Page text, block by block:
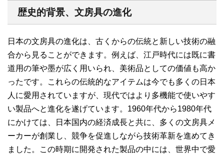
歴史的背景、文房具の進化
日本の文房具の進化は、古くからの伝統と新しい技術の融
合から見ることができます。例えば、江戸時代には既に書
道用の筆や墨が広く用いられ、美術品としての価値も高か
ったです。これらの伝統的なアイテムは今でも多くの日本
人に愛用されていますが、現代ではより多機能で使いやす
い製品へと進化を遂げています。1960年代から1980年代
にかけては、日本国内の経済成長と共に、多くの文房具メ
ーカーが創業し、競争を促進しながら技術革新を進めてき
ました。この時期に開発された製品の中には、世界中で愛